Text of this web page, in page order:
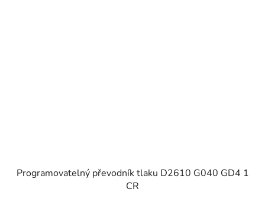
Programovatelný převodník tlaku D2610 G040 GD4 1
CR